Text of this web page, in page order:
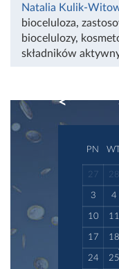
Natalia Kulik-
bioceluloza,
biocelulozy,
składników
PN
27 28
3 4
10 11
17 18
24 25